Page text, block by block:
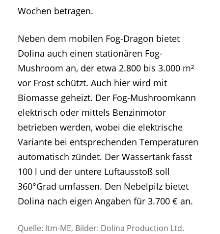
Wochen betragen.
Neben dem mobilen Fog-Dragon bietet
Dolina auch einen stationären Fog-
Mushroom an, der etwa 2.800 bis 3.000 m²
vor Frost schützt. Auch hier wird mit
Biomasse geheizt. Der Fog-Mushroomkann
elektrisch oder mittels Benzinmotor
betrieben werden, wobei die elektrische
Variante bei entsprechenden Temperaturen
automatisch zündet. Der Wassertank fasst
100 l und der untere Luftausstoß soll
360°Grad umfassen. Den Nebelpilz bietet
Dolina nach eigen Angaben für 3.700 € an.
Quelle: ltm-ME, Bilder: Dolina Production Ltd.